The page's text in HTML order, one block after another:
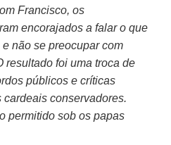
Francisco, os
encorajados a falar o que
não se preocupar com
resultado foi uma troca de
públicos e críticas
conservadores.
permitido sob os papas